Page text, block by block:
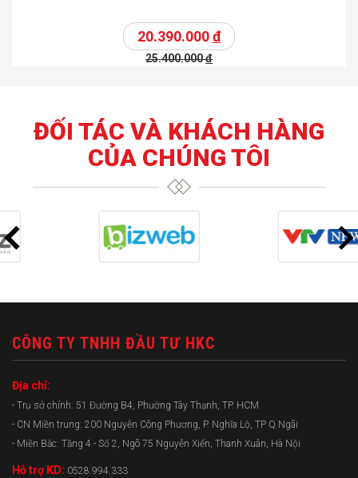
20.390.000đ
25.400.000đ
ĐỐI TÁC VÀ KHÁCH HÀNG
CỦA CHÚNG TÔI
CÔNG TY TNHH ĐẦU TƯ HKC
Địa chỉ:
- Trụ sở chính: 51 Đường B4, Phường Tây Thạnh, TP. HCM
- CN Miền trung: 200 Nguyễn Công Phương, P. Nghĩa Lộ, TP Q.Ngãi
- Miền Bắc: Tầng 4 - Số 2, Ngõ 75 Nguyễn Xiển, Thanh Xuân, Hà Nội
Hỗ trợ KD: 0528.994.333